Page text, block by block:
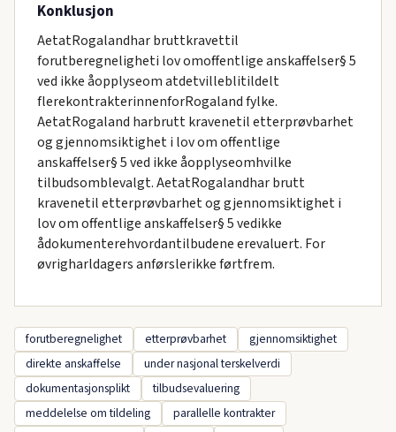
Konklusjon
AetatRogalandhar bruttkravettil
forutberegneligheti lov omoffentlige anskaffelser§ 5
ved ikke åopplyseom atdetvilleblitildelt
flerekontrakterinnenforRogaland fylke.
AetatRogaland harbrutt kravenetil etterprøvbarhet
og gjennomsiktighet i lov om offentlige
anskaffelser§ 5 ved ikke åopplyseomhvilke
tilbudsomblevalgt. AetatRogalandhar brutt
kravenetil etterprøvbarhet og gjennomsiktighet i
lov om offentlige anskaffelser§ 5 vedikke
ådokumenterehvordantilbudene erevaluert. For
øvrigharldagers anførslerikke førtfrem.
forutberegnelighet etterprøvbarhet
gjennomsiktighet
direkte anskaffelse
under nasjonal terskelverdi
dokumentasjonsplikt
tilbudsevaluering
meddelelse om tildeling
parallelle kontrakter